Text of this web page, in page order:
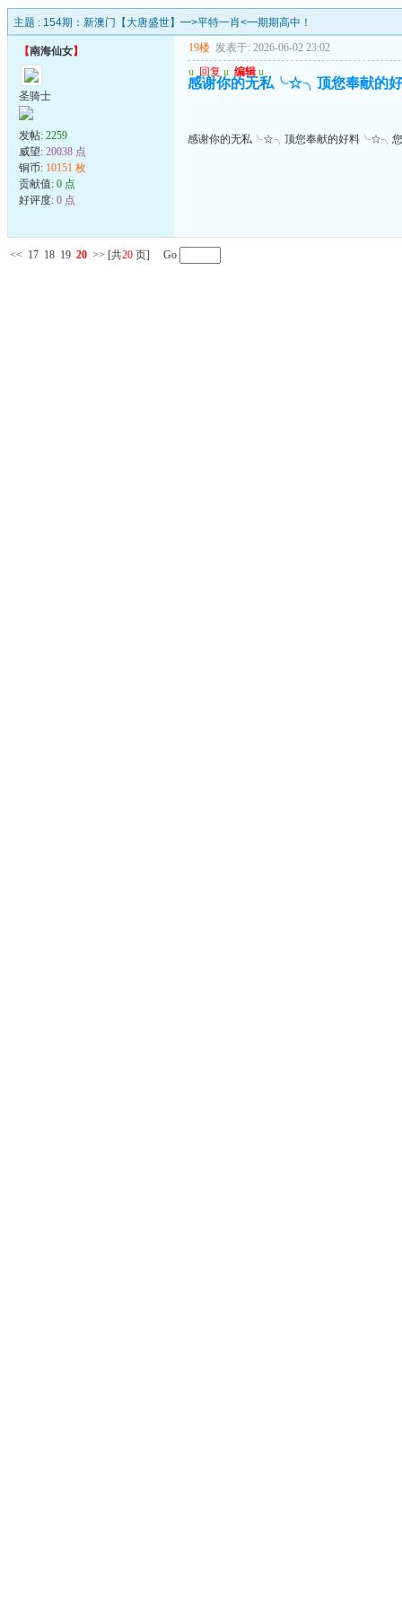
主题 : 154期：新澳门【大唐盛世】━>平特一肖<━期期高中！
【南海仙女】
圣骑士
发帖: 2259
威望: 20038 点
铜币: 10151 枚
贡献值: 0 点
好评度: 0 点
19楼 发表于: 2026-06-02 23:02
u 回复 u 编辑 u
感谢你的无私╰☆╮顶您奉献
感谢你的无私╰☆╮顶您奉献的好料
<< 17 18 19 20 >> [共20 页] Go